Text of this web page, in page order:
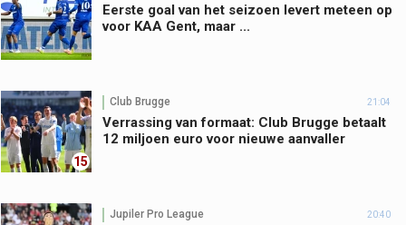
Eerste goal van het seizoen levert meteen op
voor KAA Gent, maar ...
15
Club Brugge 21:04
Verrassing van formaat: Club Brugge betaalt
12 miljoen euro voor nieuwe aanvaller
Jupiler Pro League 20:40